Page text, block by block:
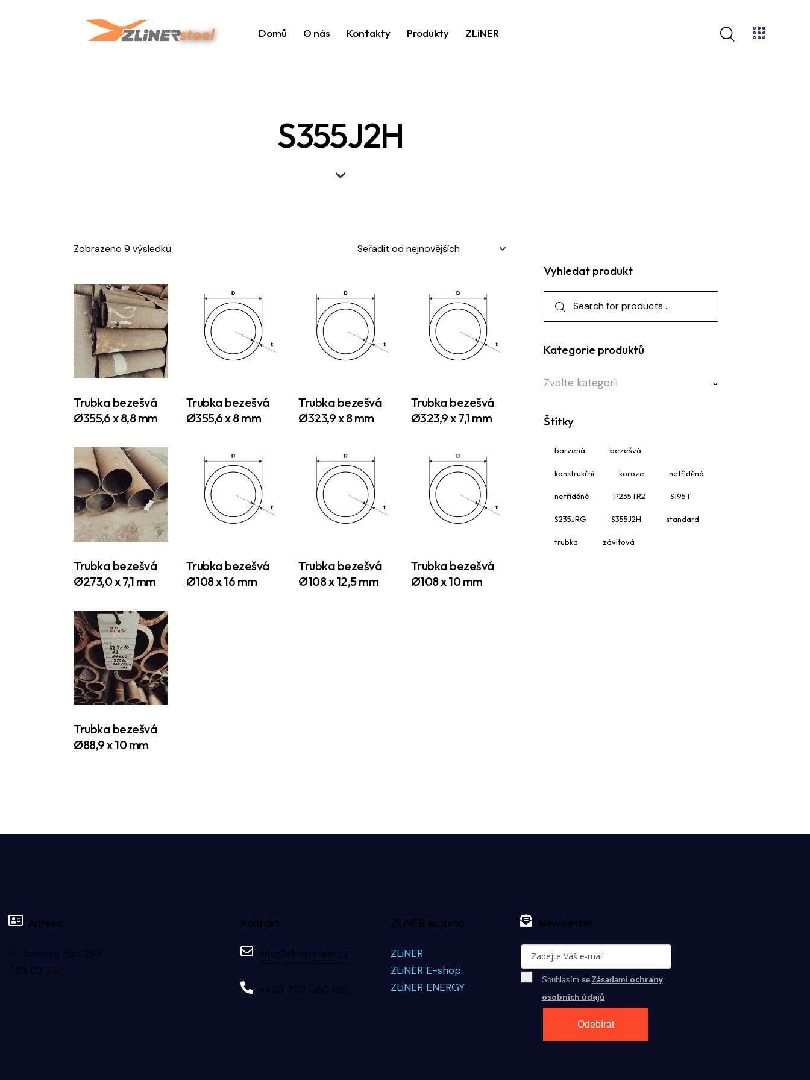
Domů O nás Kontakty Produkty ZLiNER
S355J2H
Zobrazeno 9 výsledků
Trubka bezešvá
Ø355,6 x 8,8 mm
Trubka bezešvá
Ø355,6 x 8 mm
Trubka bezešvá
Ø323,9 x 8 mm
Trubka bezešvá
Ø323,9 x 7,1 mm
Trubka bezešvá
Ø273,0 x 7,1 mm
Trubka bezešvá
Ø108 x 16 mm
Trubka bezešvá
Ø108 x 12,5 mm
Trubka bezešvá
Ø108 x 10 mm
Trubka bezešvá
Ø88,9 x 10 mm
Vyhledat produkt
Search
Kategorie produktů
Zvolte kategorii
Štítky
barvená bezešvá
konstrukční koroze netříděná
netříděné P235TR2 S195T
S235JRG S355J2H standard
trubka závitová
Adresa
tř. Tomáše Bati 283
763 02 Zlín
Kontakt
info@zlinersteel.cz
+420 702 050 169
ZLiNER skupina
ZLiNER
ZLiNER E-shop
ZLiNER ENERGY
Newsletter
Souhlasím se Zásadami ochrany
osobních údajů
Odebírat